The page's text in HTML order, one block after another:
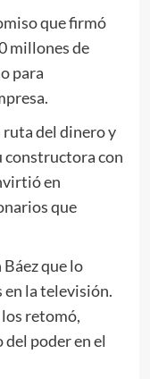
que firmó
millones de
para
ruta del dinero y
constructora con
en
que
que lo
en la televisión.
los retomó,
poder en el